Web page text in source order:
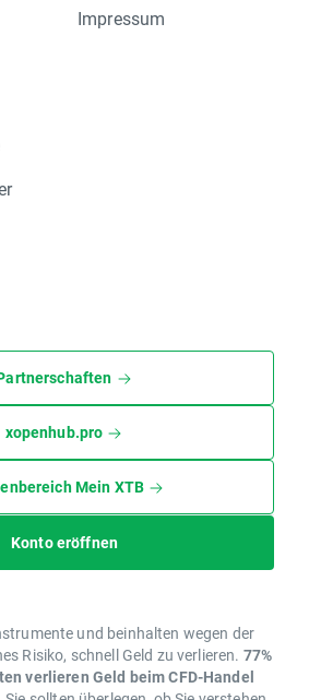
Impressum
xopenhub.pro
Mein XTB
Konto eröffnen
und beinhalten wegen der
Risiko, schnell Geld zu verlieren. 77%
verlieren Geld beim CFD-Handel